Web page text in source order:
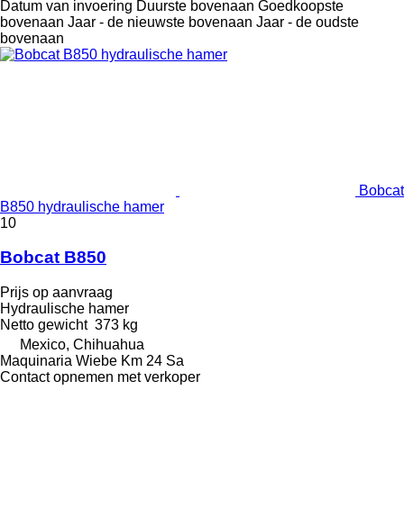
Datum van invoering Duurste bovenaan Goedkoopste
bovenaan Jaar - de nieuwste bovenaan Jaar - de oudste
bovenaan
Bobcat
B850 hydraulische hamer
10
Bobcat B850
Prijs op aanvraag
Hydraulische hamer
Netto gewicht 373 kg
Mexico, Chihuahua
Maquinaria Wiebe Km 24 Sa
Contact opnemen met verkoper